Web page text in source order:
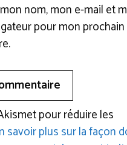
nom, mon e-mail et
pour mon prochain
pour réduire les
savoir plus sur la façon